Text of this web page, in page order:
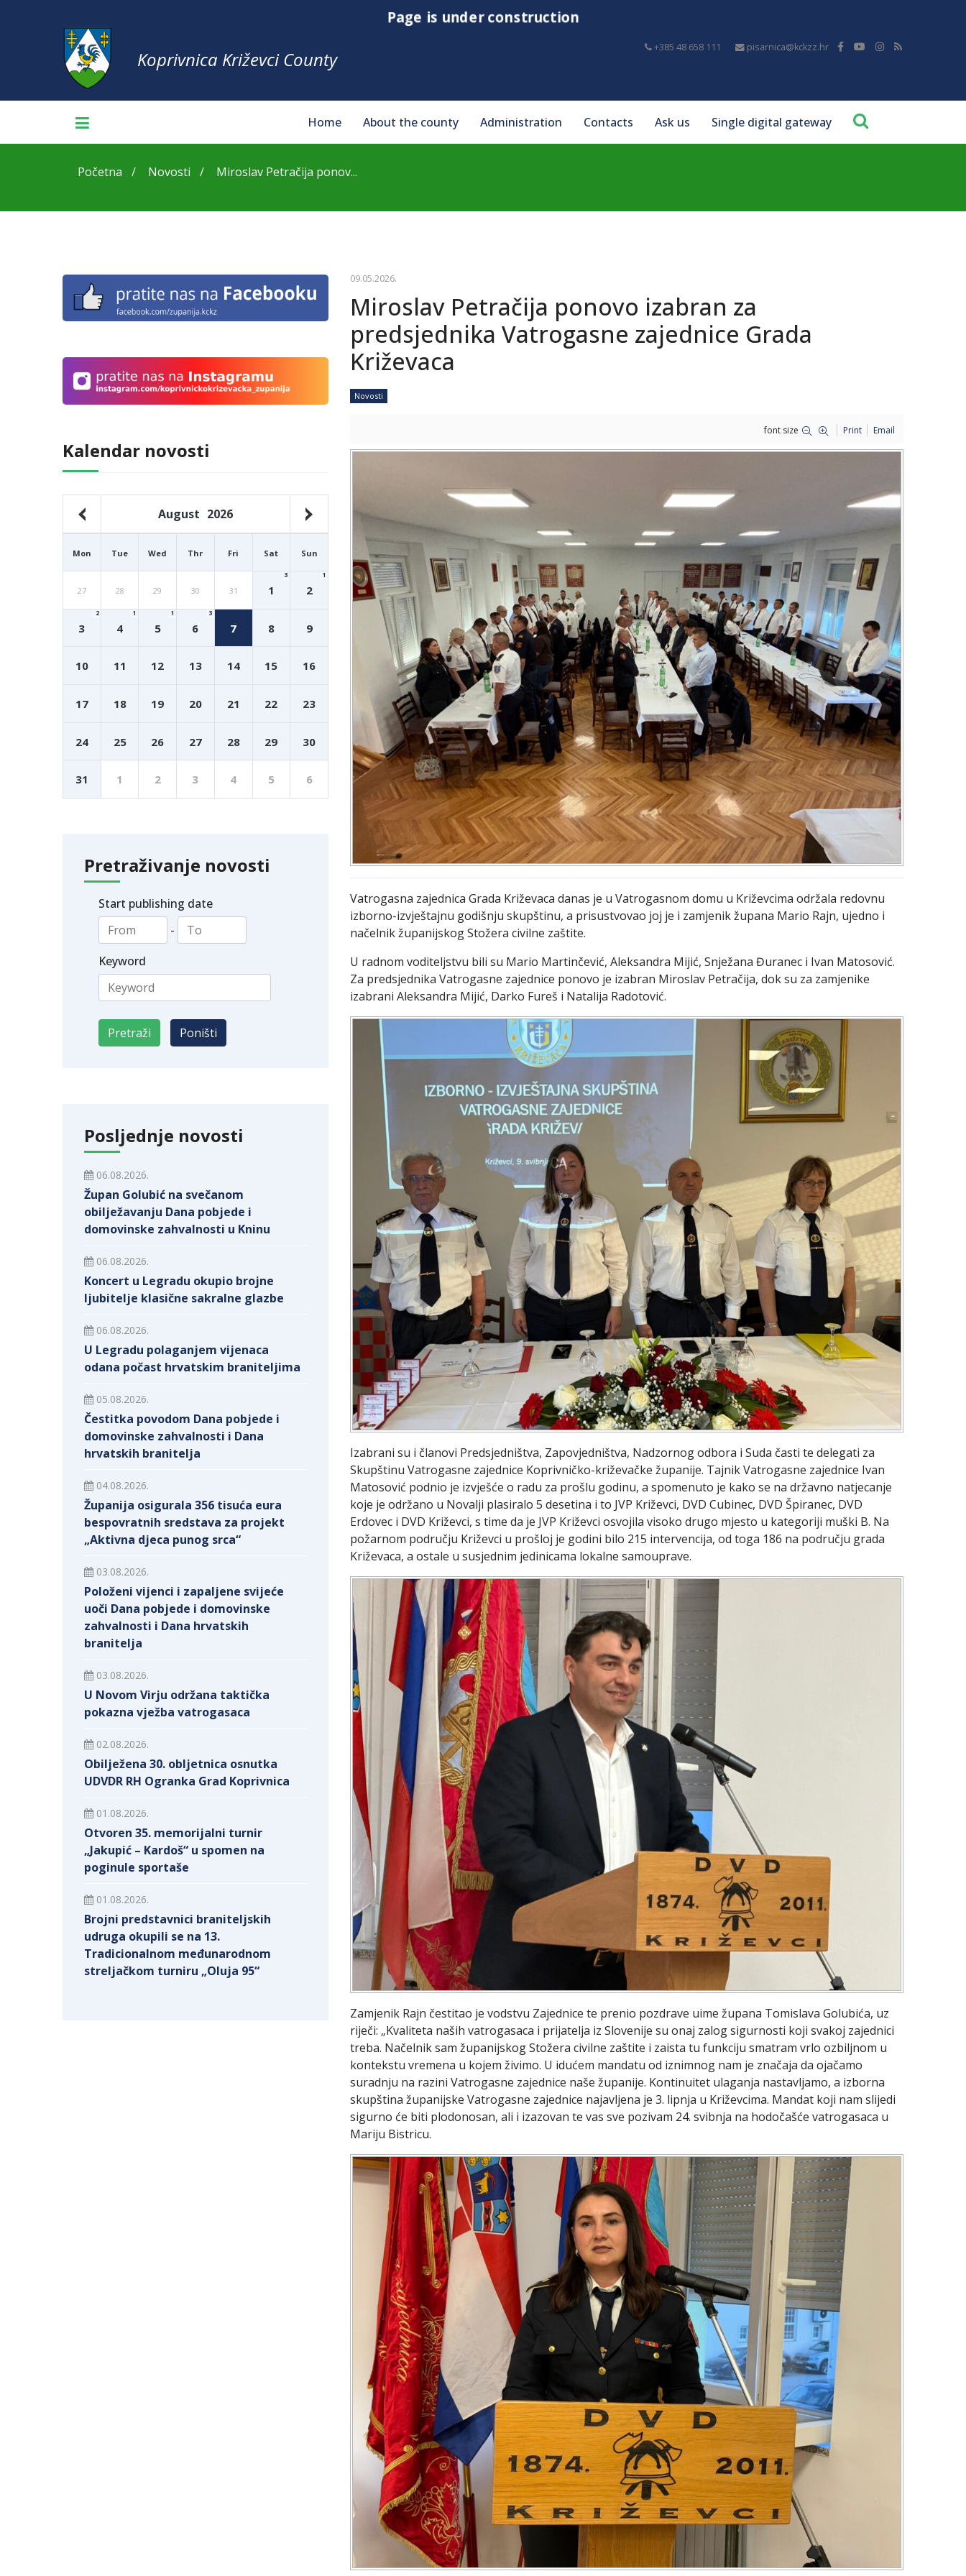
Page is under construction
+385 48 658 111 pisarnica@kckzz.hr
Koprivnica Križevci County
Home About the county Administration Contacts Ask us Single digital gateway
Početna Novosti Miroslav Petračija ponov...
Kalendar novosti
August 2026
Mon Tue Wed Thr Fri Sat Sun
27 28 29 30 31 1
3
2
1
3
2
4
1
5
1
6
3
7 8 9
10 11 12 13 14 15 16
17 18 19 20 21 22 23
24 25 26 27 28 29 30
31 1 2 3 4 5 6
Pretraživanje novosti
Start publishing date
-
Keyword
Posljednje novosti
06.08.2026.
Župan Golubić na svečanom
obilježavanju Dana pobjede i
domovinske zahvalnosti u Kninu
06.08.2026.
Koncert u Legradu okupio brojne
ljubitelje klasične sakralne glazbe
06.08.2026.
U Legradu polaganjem vijenaca
odana počast hrvatskim braniteljima
05.08.2026.
Čestitka povodom Dana pobjede i
domovinske zahvalnosti i Dana
hrvatskih branitelja
04.08.2026.
Županija osigurala 356 tisuća eura
bespovratnih sredstava za projekt
„Aktivna djeca punog srca“
03.08.2026.
Položeni vijenci i zapaljene svijeće
uoči Dana pobjede i domovinske
zahvalnosti i Dana hrvatskih
branitelja
03.08.2026.
U Novom Virju održana taktička
pokazna vježba vatrogasaca
02.08.2026.
Obilježena 30. obljetnica osnutka
UDVDR RH Ogranka Grad Koprivnica
01.08.2026.
Otvoren 35. memorijalni turnir
„Jakupić – Kardoš“ u spomen na
poginule sportaše
01.08.2026.
Brojni predstavnici braniteljskih
udruga okupili se na 13.
Tradicionalnom međunarodnom
streljačkom turniru „Oluja 95“
09.05.2026.
Miroslav Petračija ponovo izabran za
predsjednika Vatrogasne zajednice Grada
Križevaca
Novosti
font size Print Email
Vatrogasna zajednica Grada Križevaca danas je u Vatrogasnom domu u Križevcima održala redovnu
izborno-izvještajnu godišnju skupštinu, a prisustvovao joj je i zamjenik župana Mario Rajn, ujedno i
načelnik županijskog Stožera civilne zaštite.
U radnom voditeljstvu bili su Mario Martinčević, Aleksandra Mijić, Snježana Đuranec i Ivan Matosović.
Za predsjednika Vatrogasne zajednice ponovo je izabran Miroslav Petračija, dok su za zamjenike
izabrani Aleksandra Mijić, Darko Fureš i Natalija Radotović.
Izabrani su i članovi Predsjedništva, Zapovjedništva, Nadzornog odbora i Suda časti te delegati za
Skupštinu Vatrogasne zajednice Koprivničko-križevačke županije. Tajnik Vatrogasne zajednice Ivan
Matosović podnio je izvješće o radu za prošlu godinu, a spomenuto je kako se na državno natjecanje
koje je održano u Novalji plasiralo 5 desetina i to JVP Križevci, DVD Cubinec, DVD Špiranec, DVD
Erdovec i DVD Križevci, s time da je JVP Križevci osvojila visoko drugo mjesto u kategoriji muški B. Na
požarnom području Križevci u prošloj je godini bilo 215 intervencija, od toga 186 na području grada
Križevaca, a ostale u susjednim jedinicama lokalne samouprave.
Zamjenik Rajn čestitao je vodstvu Zajednice te prenio pozdrave uime župana Tomislava Golubića, uz
riječi: „Kvaliteta naših vatrogasaca i prijatelja iz Slovenije su onaj zalog sigurnosti koji svakoj zajednici
treba. Načelnik sam županijskog Stožera civilne zaštite i zaista tu funkciju smatram vrlo ozbiljnom u
kontekstu vremena u kojem živimo. U idućem mandatu od iznimnog nam je značaja da ojačamo
suradnju na razini Vatrogasne zajednice naše županije. Kontinuitet ulaganja nastavljamo, a izborna
skupština županijske Vatrogasne zajednice najavljena je 3. lipnja u Križevcima. Mandat koji nam slijedi
sigurno će biti plodonosan, ali i izazovan te vas sve pozivam 24. svibnja na hodočašće vatrogasaca u
Mariju Bistricu.